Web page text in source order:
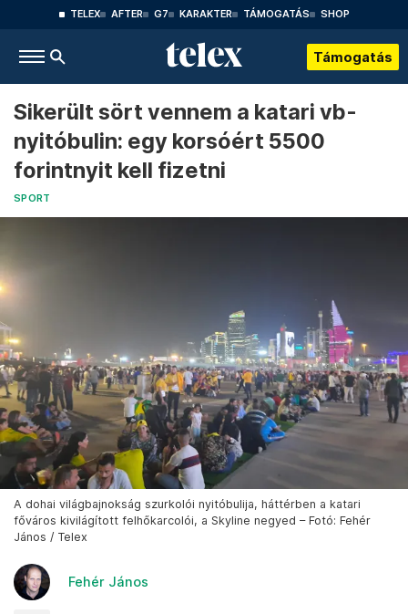
TELEX AFTER G7 KARAKTER TÁMOGATÁS SHOP
Támogatás
Sikerült sört vennem a katari vb-
nyitóbulin: egy korsóért 5500
forintnyit kell fizetni
SPORT
A dohai világbajnokság szurkolói nyitóbulija, háttérben a katari
főváros kivilágított felhőkarcolói, a Skyline negyed – Fotó: Fehér
János / Telex
Fehér János